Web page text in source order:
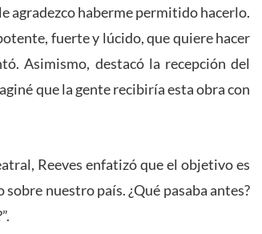
agradezco haberme permitido hacerlo.
fuerte y lúcido, que quiere hacer
Asimismo, destacó la recepción del
que la gente recibiría esta obra con
Reeves enfatizó que el objetivo es
nuestro país. ¿Qué pasaba antes?